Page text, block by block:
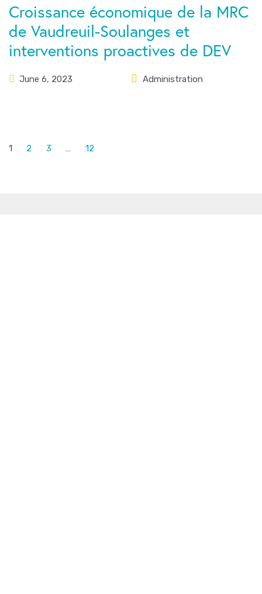
Croissance économique de la MRC
de Vaudreuil-Soulanges et
interventions proactives de DEV
June 6, 2023 Administration
1 2 3 … 12